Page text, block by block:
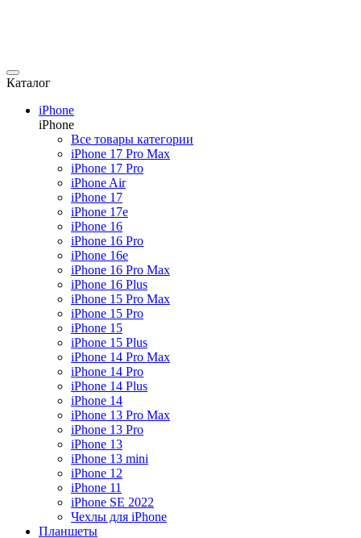
Смартфоны
Назад
Смартфоны
Все товары категории
iPhone
Samsung
Xiaomi
Poco
Honor
Realme
Huawei
OnePlus
Nothing
Google Pixel
Tecno
Аксессуары для смартфонов
Планшеты
Назад
Планшеты
Все товары категории
Apple iPad
Samsung
Xiaomi
Huawei
Honor
Poco
Электронные книги
Каталог
iPhone
iPhone
Все товары категории
iPhone 17 Pro Max
iPhone 17 Pro
iPhone Air
iPhone 17
iPhone 17e
iPhone 16
iPhone 16 Pro
iPhone 16e
iPhone 16 Pro Max
iPhone 16 Plus
iPhone 15 Pro Max
iPhone 15 Pro
iPhone 15
iPhone 15 Plus
iPhone 14 Pro Max
iPhone 14 Pro
iPhone 14 Plus
iPhone 14
iPhone 13 Pro Max
iPhone 13 Pro
iPhone 13
iPhone 13 mini
iPhone 12
iPhone 11
iPhone SE 2022
Чехлы для iPhone
Планшеты